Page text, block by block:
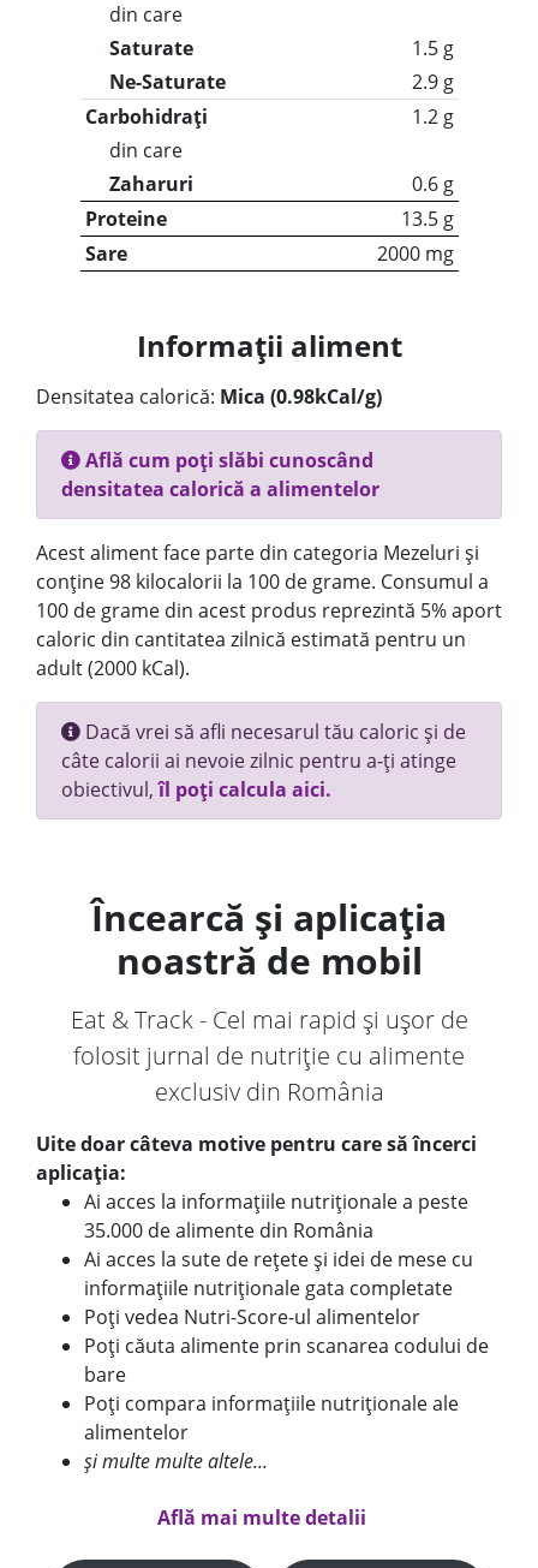
din care
Saturate
1.5 g
Ne-Saturate
2.9 g
Carbohidrați
1.2 g
din care
Zaharuri
0.6 g
Proteine
13.5 g
Sare
2000 mg
Informații aliment
Densitatea calorică: Mica (0.98kCal/g)
Află cum poți slăbi cunoscând
densitatea calorică a alimentelor
Acest aliment face parte din categoria Mezeluri și
conține 98 kilocalorii la 100 de grame. Consumul a
100 de grame din acest produs reprezintă 5% aport
caloric din cantitatea zilnică estimată pentru un
adult (2000 kCal).
Dacă vrei să afli necesarul tău caloric și de
câte calorii ai nevoie zilnic pentru a-ți atinge
obiectivul,îl poți calcula aici.
Încearcă și aplicația
noastră de mobil
Eat & Track - Cel mai rapid și ușor de
folosit jurnal de nutriție cu alimente
exclusiv din România
Uite doar câteva motive pentru care să încerci
aplicația:
Ai acces la informațiile nutriționale a peste
35.000 de alimente din România
Ai acces la sute de rețete și idei de mese cu
informațiile nutriționale gata completate
Poți vedea Nutri-Score-ul alimentelor
Poți căuta alimente prin scanarea codului de
bare
Poți compara informațiile nutriționale ale
alimentelor
și multe multe altele...
Află mai multe detalii